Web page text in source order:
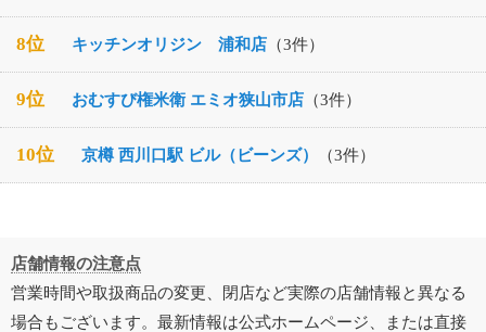
8位 キッチンオリジン 浦和店 （3件）
9位 おむすび権米衛 エミオ狭山市店 （3件）
10位 京樽 西川口駅 ビル（ビーンズ） （3件）
店舗情報の注意点
営業時間や取扱商品の変更、閉店など実際の店舗情報と異なる
場合もございます。最新情報は公式ホームページ、または直接